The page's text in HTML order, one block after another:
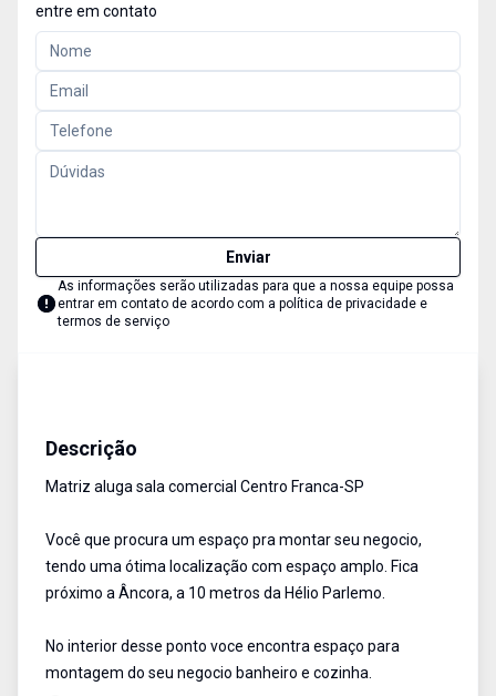
entre em contato
Enviar
As informações serão utilizadas para que a nossa equipe possa
entrar em contato de acordo com a política de privacidade e
termos de serviço
Descrição
Matriz aluga sala comercial Centro Franca-SP
Você que procura um espaço pra montar seu negocio,
tendo uma ótima localização com espaço amplo. Fica
próximo a Âncora, a 10 metros da Hélio Parlemo.
No interior desse ponto voce encontra espaço para
montagem do seu negocio banheiro e cozinha.